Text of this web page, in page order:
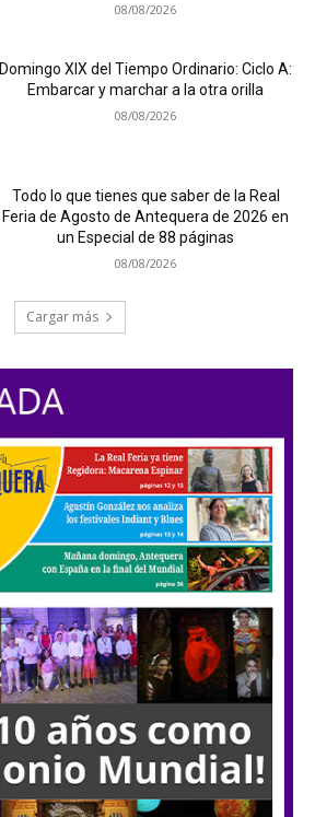
08/08/2026
Domingo XIX del Tiempo Ordinario: Ciclo A:
Embarcar y marchar a la otra orilla
08/08/2026
Todo lo que tienes que saber de la Real
Feria de Agosto de Antequera de 2026 en
un Especial de 88 páginas
08/08/2026
Cargar más